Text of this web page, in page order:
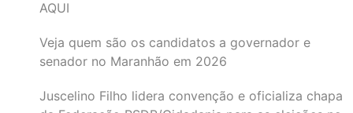
AQUI
Veja quem são os candidatos a governador e
senador no Maranhão em 2026
Juscelino Filho lidera convenção e oficializa chapa